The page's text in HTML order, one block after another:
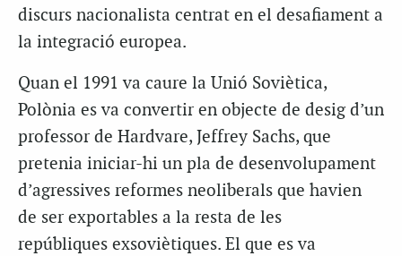
discurs nacionalista centrat en el desafiament a
la integració europea.
Quan el 1991 va caure la Unió Soviètica,
Polònia es va convertir en objecte de desig d’un
professor de Hardvare, Jeffrey Sachs, que
pretenia iniciar-hi un pla de desenvolupament
d’agressives reformes neoliberals que havien
de ser exportables a la resta de les
repúbliques exsoviètiques. El que es va